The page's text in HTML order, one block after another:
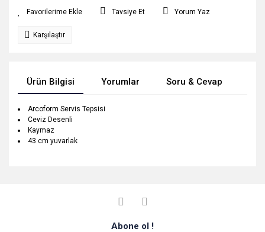
Tavsiye Et Yorum Yaz
Karşılaştır
Ürün Bilgisi Yorumlar Soru & Cevap
Arcoform Servis Tepsisi
Ceviz Desenli
Kaymaz
43 cm yuvarlak
Yorum Yaz
Soru Sor
Görüş ve önerileriniz için teşekkür ederiz.
Abone ol !